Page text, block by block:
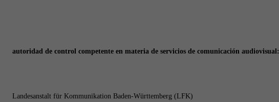
autoridad de control competente en materia de servicios de comunicación audiovisual:
Landesanstalt für Kommunikation Baden-Württemberg (LFK)